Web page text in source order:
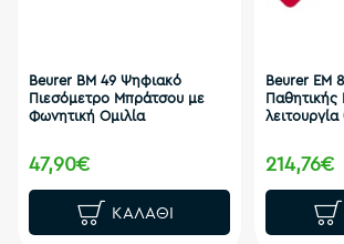
Beurer BM 49 Ψηφιακό
Πιεσόμετρο Μπράτσου με
Φωνητική Ομιλία
47,90€
ΚΑΛΆΘΙ
Beurer EM
Παθητικής
214,76€